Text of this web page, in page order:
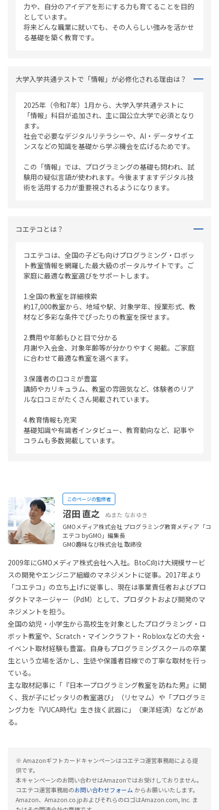
力や、自分のアイデアを形にする力も育てることを目的
としています。
将来どんな職業に就いても、その人らしい強みを活かせ
る基礎を築く教育です。
大学入学共通テストで「情報」が必修化される理由は？
2025年（令和7年）1月から、大学入学共通テストに
「情報」科目が追加され、主に国公立大学で必須となり
ます。
社会で必要なデジタルリテラシーや、AI・データサイエ
ンスなどの知識を基礎から学ぶ機会を広げるためです。
この「情報」では、プログラミングの基礎も問われ、試
験用の疑似言語が使われます。今後ますますデジタル技
術を活用する力が重要視されるようになります。
コエテコとは？
コエテコは、全国の子ども向けプログラミング・ロボッ
ト教室情報を網羅した最大級のポータルサイトです。ご
家庭に最適な教室選びをサポートします。
1.全国の教室を詳細検索
約17,000教室から、地域や駅、対象学年、授業形式、教
材など多彩な条件でぴったりの教室を探せます。
2.費用や年齢もひと目で分かる
月謝や入会金、対象年齢等が分かりやすく掲載。ご家庭
に合わせて最適な教室を選べます。
3.保護者の口コミが豊富
講師やカリキュラム、教室の雰囲気など、体験者のリア
ルな口コミがたくさん掲載されています。
4.教育情報も充実
基礎知識や有識者インタビュー、教育動向など、記事や
コラムも多数掲載しています。
このページの監修者
沼田 直之
ぬまた なおゆき
GMOメディア株式会社 プログラミング教育メディア「コ
エテコ byGMO」編集長
GMO趣味なび株式会社 取締役
2009年にGMOメディア株式会社へ入社。BtoC向け大規模サービ
スの開発やエンジニア組織のマネジメントに従事。2017年より
「コエテコ」の立ち上げに従事し、現在は事業責任者およびプロ
ダクトマネージャー（PdM）として、プロダクトおよび開発のマ
ネジメントを担う。
全国の幼児・小学生から高校生を対象としたプログラミング・ロ
ボット教室や、Scratch・マインクラフト・Robloxなどの大会・
イベント取材経験も豊富。自身もプログラミングスクールの卒業
生という立場を活かし、生徒や保護者目線での丁寧な取材を行っ
ている。
主な取材記事に「『日本一プログラミング教室を訪ねた男』に聞
く、我が子にピッタリの教室選び」（リセマム）や「プログラミ
ング力を『VUCA時代』生き抜く武器に」（東洋経済）などがあ
る。
※ Amazonギフトカードキャンペーンはコエテコ運営事務局による提
供です。
本キャンペーンのお問い合わせはAmazonではお受けしておりません。
コエテコ運営事務局のお問い合わせフォーム からお願いいたします。
Amazon、Amazon.co.jpおよびそれらのロゴはAmazon.com, Inc. ま